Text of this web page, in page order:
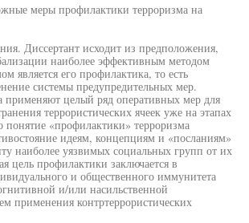
меры профилактики терроризма на
Диссертант исходит из предположения,
наиболее эффективным методом
является его профилактика, то есть
системы предупредительных мер.
применяют целый ряд оперативных мер для
террористических ячеек уже на этапах
понятие «профилактики» терроризма
идеям, концепциям и «посланиям»
наиболее уязвимых социальных групп от их
цель профилактики заключается в
и общественного иммунитета
и/или насильственной
применения контртеррористических